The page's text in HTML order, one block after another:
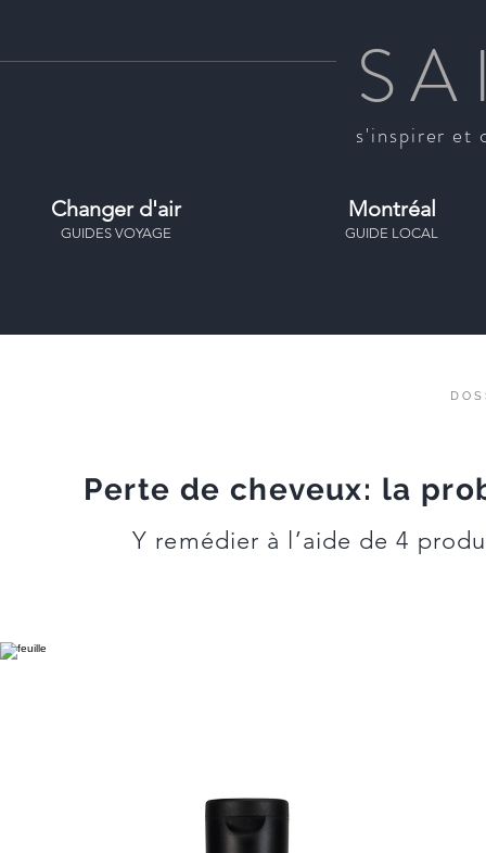
s'inspirer et
Changer d'air Montréal
GUIDE LOCAL
GUIDES VOYAGE
Perte de cheveux: la
Y remédier à l’aide de 4